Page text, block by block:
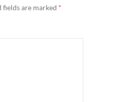
fields are marked *